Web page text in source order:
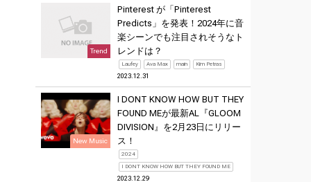
Trend
Pinterest が「Pinterest
Predicts」を発表！2024年に音
楽シーンでも注目されそうなト
レンドは？
Laufey Ava Max main Kim Petras
2023.12.31
New Music
I DONT KNOW HOW BUT THEY
FOUND MEが最新AL『GLOOM
DIVISION』を2月23日にリリー
ス！
2024
I DONT KNOW HOW BUT THEY FOUND ME
2023.12.29